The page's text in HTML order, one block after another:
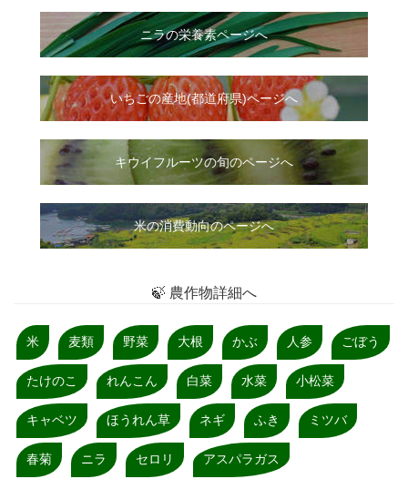
ニラの栄養素ページへ
いちごの産地(都道府県)ページへ
キウイフルーツの旬のページへ
米の消費動向のページへ
🍃 農作物詳細へ
米 麦類 野菜 大根 かぶ 人参 ごぼう
たけのこ れんこん 白菜 水菜 小松菜
キャベツ ほうれん草 ネギ ふき ミツバ
春菊 ニラ セロリ アスパラガス